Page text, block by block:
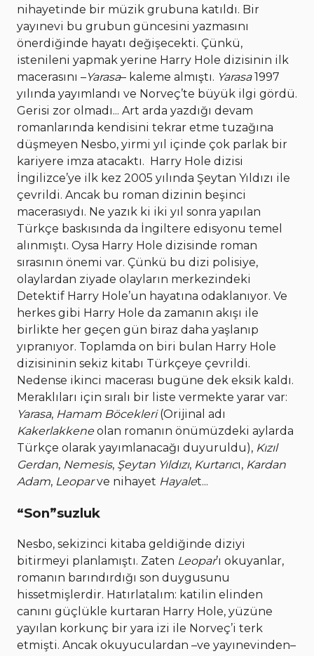
nihayetinde bir müzik grubuna katıldı. Bir
yayınevi bu grubun güncesini yazmasını
önerdiğinde hayatı değişecekti. Çünkü,
istenileni yapmak yerine Harry Hole dizisinin ilk
macerasını –Yarasa– kaleme almıştı. Yarasa1997
yılında yayımlandı ve Norveç’te büyük ilgi gördü.
Gerisi zor olmadı... Art arda yazdığı devam
romanlarında kendisini tekrar etme tuzağına
düşmeyen Nesbo, yirmi yıl içinde çok parlak bir
kariyere imza atacaktı. Harry Hole dizisi
İngilizce’ye ilk kez 2005 yılında Şeytan Yıldızı ile
çevrildi. Ancak bu roman dizinin beşinci
macerasıydı. Ne yazık ki iki yıl sonra yapılan
Türkçe baskısında da İngiltere edisyonu temel
alınmıştı. Oysa Harry Hole dizisinde roman
sırasının önemi var. Çünkü bu dizi polisiye,
olaylardan ziyade olayların merkezindeki
Detektif Harry Hole’un hayatına odaklanıyor. Ve
herkes gibi Harry Hole da zamanın akışı ile
birlikte her geçen gün biraz daha yaşlanıp
yıpranıyor. Toplamda on biri bulan Harry Hole
dizisininin sekiz kitabı Türkçeye çevrildi.
Nedense ikinci macerası bugüne dek eksik kaldı.
Meraklıları için sıralı bir liste vermekte yarar var:
Yarasa, Hamam Böcekleri(Orijinal adı
Kakerlakkeneolan romanın önümüzdeki aylarda
Türkçe olarak yayımlanacağı duyuruldu), Kızıl
Gerdan, Nemesis, Şeytan Yıldızı, Kurtarıcı, Kardan
Adam, Leoparve nihayet Hayalet...
“Son”suzluk
Nesbo, sekizinci kitaba geldiğinde diziyi
bitirmeyi planlamıştı. Zaten Leopar’ı okuyanlar,
romanın barındırdığı son duygusunu
hissetmişlerdir. Hatırlatalım: katilin elinden
canını güçlükle kurtaran Harry Hole, yüzüne
yayılan korkunç bir yara izi ile Norveç’i terk
etmişti. Ancak okuyuculardan –ve yayınevinden–